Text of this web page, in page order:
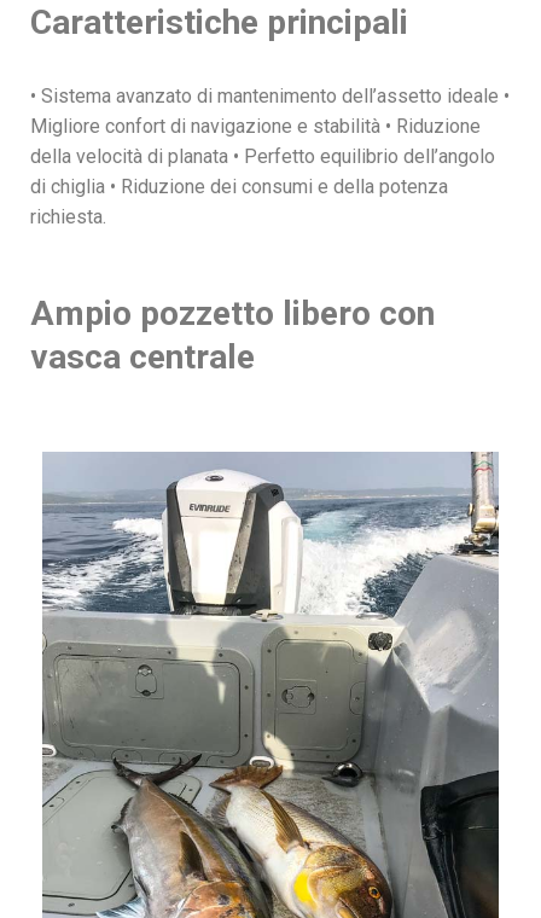
Caratteristiche principali
• Sistema avanzato di mantenimento dell’assetto ideale •
Migliore confort di navigazione e stabilità • Riduzione
della velocità di planata • Perfetto equilibrio dell’angolo
di chiglia • Riduzione dei consumi e della potenza
richiesta.
Ampio pozzetto libero con
vasca centrale